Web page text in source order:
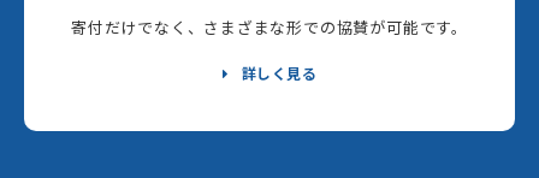
寄付だけでなく、さまざまな形での協賛が可能です。
詳しく見る